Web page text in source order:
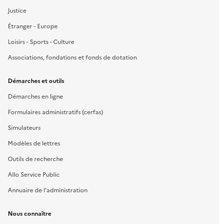
Justice
Étranger - Europe
Loisirs - Sports - Culture
Associations, fondations et fonds de dotation
Démarches et outils
Démarches en ligne
Formulaires administratifs (cerfas)
Simulateurs
Modèles de lettres
Outils de recherche
Allo Service Public
Annuaire de l'administration
Nous connaître